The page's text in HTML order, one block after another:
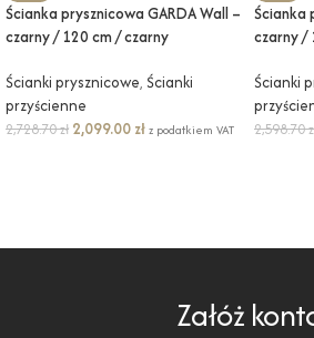
Ścianka prysznicowa GARDA Wall –
czarny / 120 cm / czarny
Ścianki prysznicowe, Ścianki
przyścienne
2,728.70zł 2,099.00 złz podatkiem VAT
Ścianka
czarny /
Ścianki
2,598.70
Załóż